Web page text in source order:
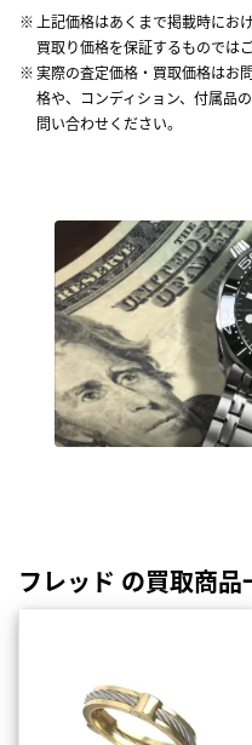
上記価格はあくまで掲載時にお
買取り価格を保証するものでは
実際の査定価格・買取価格はお
格や、コンディション、付属品
問い合わせください。
フレッド の買取商品